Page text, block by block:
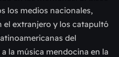
los medios nacionales,
extranjero y los catapultó
del
la música mendocina en la